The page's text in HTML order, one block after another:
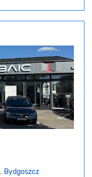
Bydgoszcz